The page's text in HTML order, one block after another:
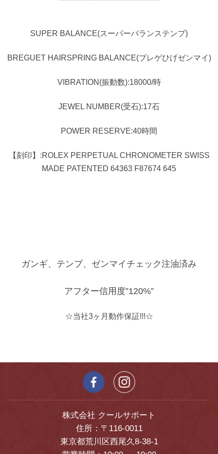
SUPER BALANCE(スーパーバランステンプ)
BREGUET HAIRSPRING BALANCE(ブレゲひげゼンマイ)
VIBRATION(振動数):18000/時
JEWEL NUMBER(受石):17石
POWER RESERVE:40時間
【刻印】:ROLEX PERPETUAL CHRONOMETER SWISS
MADE PATENTED 64363 F87674 645
ガンギ、テンプ、ゼンマイチェック注油済み
アフター信用度”120%”
☆当社3ヶ月動作保証!!!☆
株式会社 クールサポート
住所：〒116-0011
東京都荒川区西尾久8-38-1